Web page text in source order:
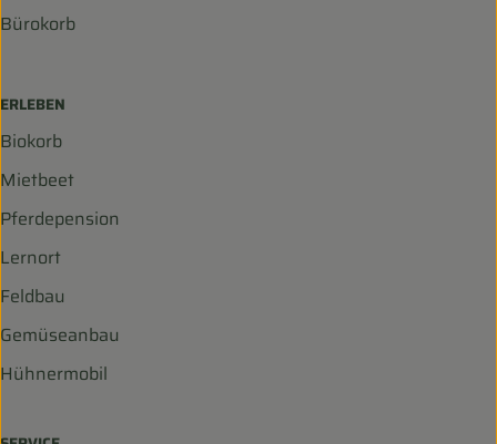
Bürokorb
ERLEBEN
Biokorb
Mietbeet
Pferdepension
Lernort
Feldbau
Gemüseanbau
Hühnermobil